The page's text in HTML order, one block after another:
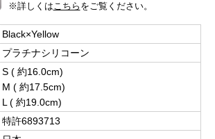
※詳しくはこちら をご覧ください。
Black×Yellow
プラチナシリコーン
S ( 約16.0cm)
M ( 約17.5cm)
L ( 約19.0cm)
特許6893713